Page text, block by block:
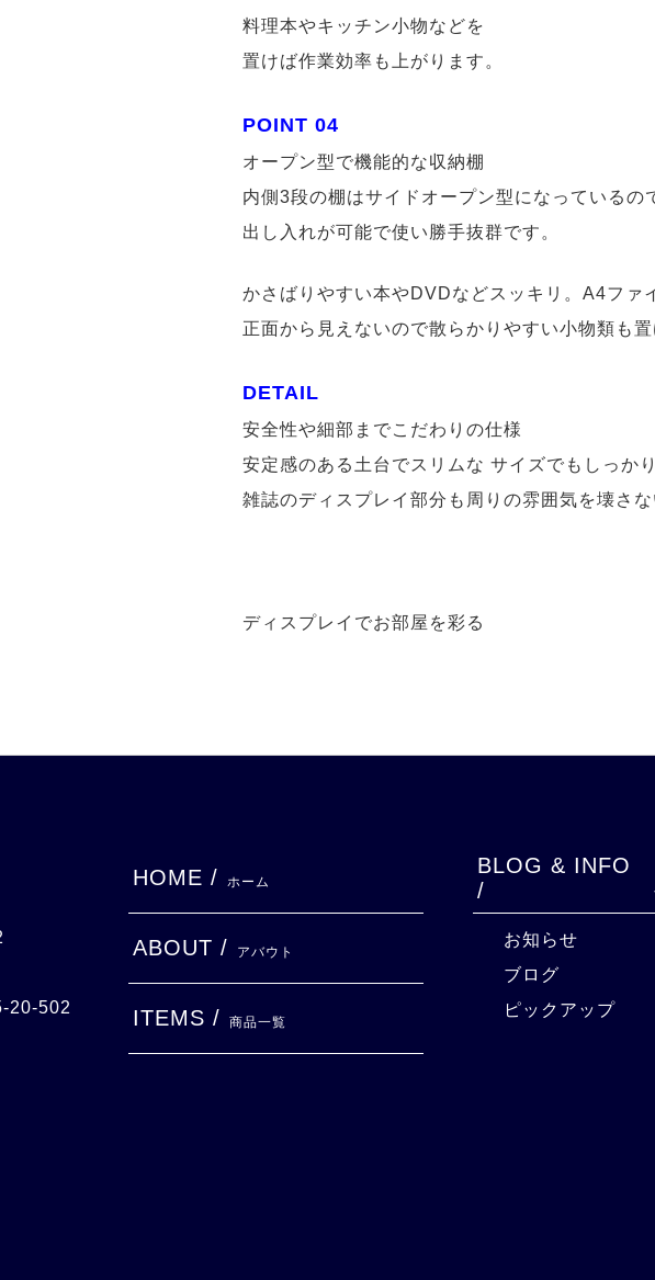
料理本やキッチン小物などを
置けば作業効率も上がります。
POINT 04
オープン型で機能的な収納棚
内側3段の棚はサイドオープン型になっているの
出し入れが可能で使い勝手抜群です。
かさばりやすい本やDVDなどスッキリ。A4ファ
正面から見えないので散らかりやすい小物類も
DETAIL
安全性や細部までこだわりの仕様
安定感のある土台でスリムな サイズでもしっか
雑誌のディスプレイ部分も周りの雰囲気を壊さ
ディスプレイでお部屋を彩る
20-502
HOME / ホーム
ABOUT / アバウト
ITEMS / 商品一覧
BLOG & INFO
/
お知らせ
ブログ
ピックアップ